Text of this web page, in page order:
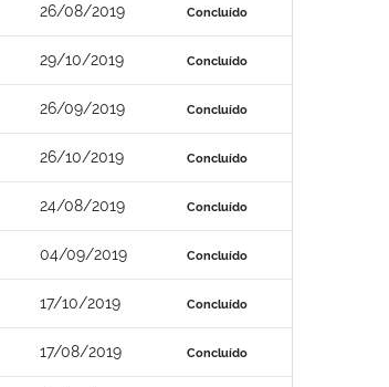
26/08/2019 Concluído
29/10/2019 Concluído
26/09/2019 Concluído
26/10/2019 Concluído
24/08/2019 Concluído
04/09/2019 Concluído
17/10/2019 Concluído
17/08/2019 Concluído